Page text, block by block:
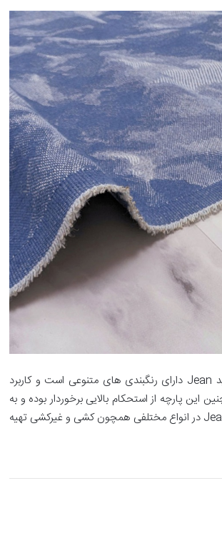
احتمالا اغلب شما این پارچه را با رنگ آبی آن می شناسید. اما باید بدانید Jean دارای رنگبندی های متنوعی است و کاربرد
این پارچه از استحکام بالایی برخوردار بوده و به
همین علت این محصول از دوام و ماندگاری زیادی برخوردار است. پارچه Jean در انواع مختلفی همچون کشی و غیرکشی تهیه